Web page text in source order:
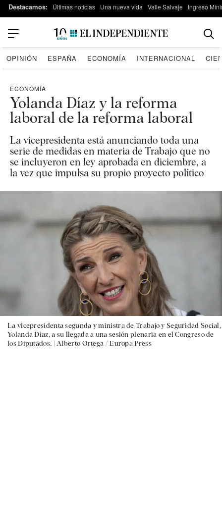
Destacamos: Últimas noticias Una nueva vida Valle Salvaje Ingreso
OPINIÓN ESPAÑA ECONOMÍA INTERNACIONAL
ECONOMÍA
Yolanda Díaz y la reforma
laboral de la reforma laboral
La vicepresidenta está anunciando toda una
serie de medidas en materia de Trabajo que no
se incluyeron en ley aprobada en diciembre, a
la vez que impulsa su propio proyecto político
La vicepresidenta segunda y ministra de Trabajo y Seguridad Social,
Yolanda Díaz, a su llegada a una sesión plenaria en el Congreso de
los Diputados. | Alberto Ortega / Europa Press